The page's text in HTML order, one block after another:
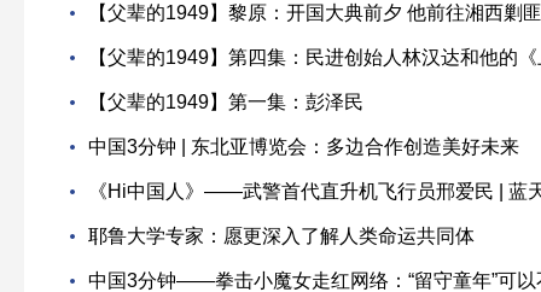
【父辈的1949】黎原：开国大典前夕 他前往湘西剿匪
【父辈的1949】第四集：民进创始人林汉达和他的
【父辈的1949】第一集：彭泽民
中国3分钟 | 东北亚博览会：多边合作创造美好未来
《Hi中国人》——武警首代直升机飞行员邢爱民 | 蓝
耶鲁大学专家：愿更深入了解人类命运共同体
中国3分钟——拳击小魔女走红网络：“留守童年”可以